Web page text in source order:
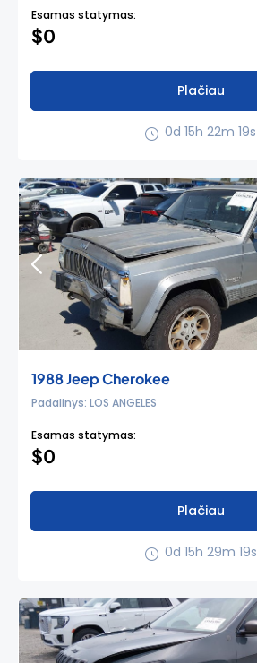
Esamas statymas:
$0
Plačiau
0d 15h 22m 18s
1988 Jeep Cherokee
Padalinys: LOS ANGELES
Esamas statymas:
$0
Plačiau
0d 15h 29m 18s